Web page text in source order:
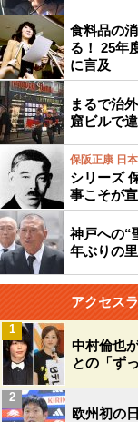
食料品の
る！ 25年
に言及
まるで治
窟ビルで
保阪正康 日
シリーズ
事こそが
神戸への“
年ぶりの
アクセス
中村倫也
との「ず
1
欧州初の
2